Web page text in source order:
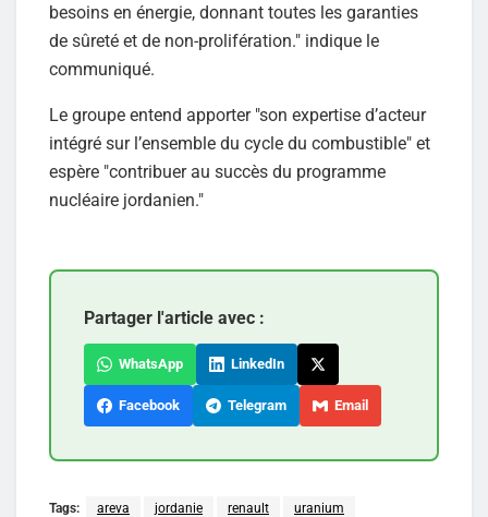
besoins en énergie, donnant toutes les garanties
de sûreté et de non-prolifération." indique le
communiqué.
Le groupe entend apporter "son expertise d’acteur
intégré sur l’ensemble du cycle du combustible" et
espère "contribuer au succès du programme
nucléaire jordanien."
Partager l'article avec :
WhatsApp LinkedIn
Facebook Telegram Email
Tags: areva jordanie renault uranium